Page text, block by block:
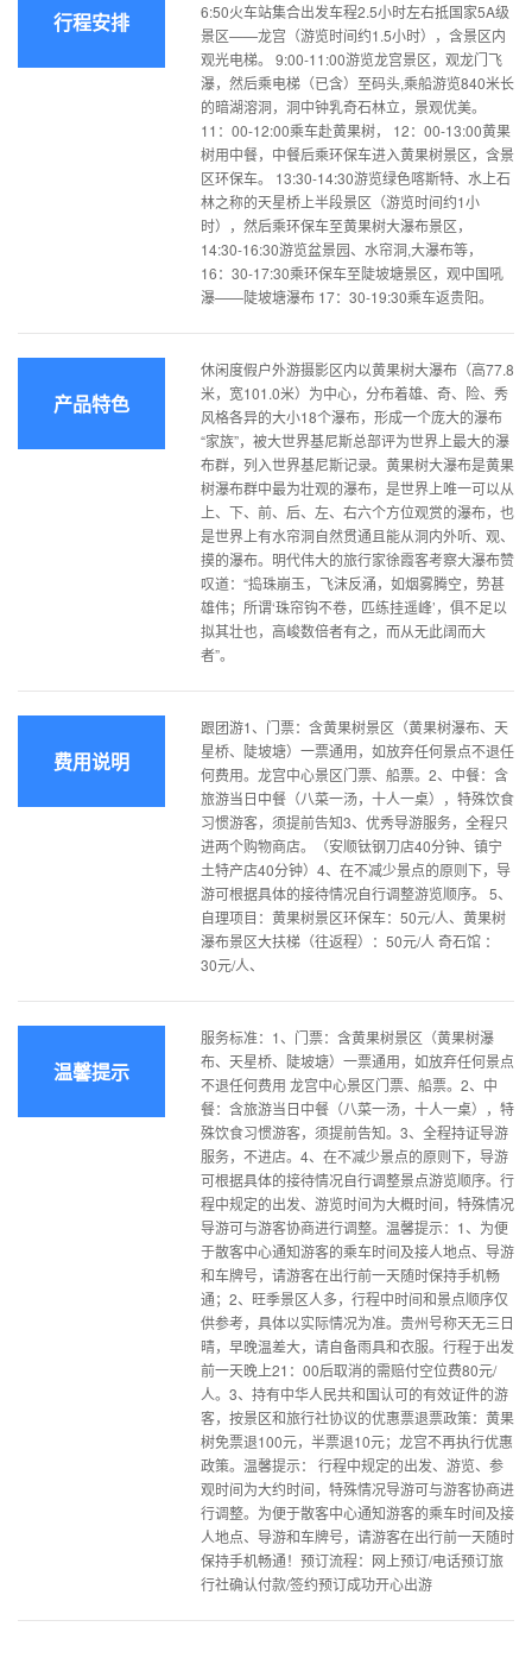
行程安排
6:50火车站集合出发车程2.5小时左右抵国家5A级
景区——龙宫（游览时间约1.5小时），含景区内
观光电梯。 9:00-11:00游览龙宫景区，观龙门飞
瀑，然后乘电梯（已含）至码头,乘船游览840米长
的暗湖溶洞，洞中钟乳奇石林立，景观优美。
11：00-12:00乘车赴黄果树， 12：00-13:00黄果
树用中餐，中餐后乘环保车进入黄果树景区，含景
区环保车。 13:30-14:30游览绿色喀斯特、水上石
林之称的天星桥上半段景区（游览时间约1小
时），然后乘环保车至黄果树大瀑布景区，
14:30-16:30游览盆景园、水帘洞,大瀑布等，
16：30-17:30乘环保车至陡坡塘景区，观中国吼
瀑——陡坡塘瀑布 17：30-19:30乘车返贵阳。
产品特色
休闲度假户外游摄影区内以黄果树大瀑布（高77.8
米，宽101.0米）为中心，分布着雄、奇、险、秀
风格各异的大小18个瀑布，形成一个庞大的瀑布
“家族”，被大世界基尼斯总部评为世界上最大的瀑
布群，列入世界基尼斯记录。黄果树大瀑布是黄果
树瀑布群中最为壮观的瀑布，是世界上唯一可以从
上、下、前、后、左、右六个方位观赏的瀑布，也
是世界上有水帘洞自然贯通且能从洞内外听、观、
摸的瀑布。明代伟大的旅行家徐霞客考察大瀑布赞
叹道：“捣珠崩玉，飞沫反涌，如烟雾腾空，势甚
雄伟；所谓‘珠帘钩不卷，匹练挂遥峰’，俱不足以
拟其壮也，高峻数倍者有之，而从无此阔而大
者”。
费用说明
跟团游1、门票：含黄果树景区（黄果树瀑布、天
星桥、陡坡塘）一票通用，如放弃任何景点不退任
何费用。龙宫中心景区门票、船票。2、中餐：含
旅游当日中餐（八菜一汤，十人一桌），特殊饮食
习惯游客，须提前告知3、优秀导游服务，全程只
进两个购物商店。（安顺钛钢刀店40分钟、镇宁
土特产店40分钟）4、在不减少景点的原则下，导
游可根据具体的接待情况自行调整游览顺序。 5、
自理项目：黄果树景区环保车：50元/人、黄果树
瀑布景区大扶梯（往返程）：50元/人 奇石馆 ：
30元/人、
温馨提示
服务标准：1、门票：含黄果树景区（黄果树瀑
布、天星桥、陡坡塘）一票通用，如放弃任何景点
不退任何费用 龙宫中心景区门票、船票。2、中
餐：含旅游当日中餐（八菜一汤，十人一桌），特
殊饮食习惯游客，须提前告知。3、全程持证导游
服务，不进店。4、在不减少景点的原则下，导游
可根据具体的接待情况自行调整景点游览顺序。行
程中规定的出发、游览时间为大概时间，特殊情况
导游可与游客协商进行调整。温馨提示：1、为便
于散客中心通知游客的乘车时间及接人地点、导游
和车牌号，请游客在出行前一天随时保持手机畅
通；2、旺季景区人多，行程中时间和景点顺序仅
供参考，具体以实际情况为准。贵州号称天无三日
晴，早晚温差大，请自备雨具和衣服。行程于出发
前一天晚上21：00后取消的需赔付空位费80元/
人。3、持有中华人民共和国认可的有效证件的游
客，按景区和旅行社协议的优惠票退票政策：黄果
树免票退100元，半票退10元；龙宫不再执行优惠
政策。温馨提示： 行程中规定的出发、游览、参
观时间为大约时间，特殊情况导游可与游客协商进
行调整。为便于散客中心通知游客的乘车时间及接
人地点、导游和车牌号，请游客在出行前一天随时
保持手机畅通！预订流程：网上预订/电话预订旅
行社确认付款/签约预订成功开心出游